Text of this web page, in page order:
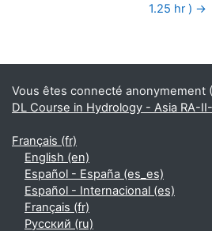
1.25 hr ) →
Blocs supplémentaires
Vous êtes connecté anonymement (
DL Course in Hydrology - Asia RA-
Français ‎(fr)‎
English ‎(en)‎
Español - España ‎(es_es)‎
Español - Internacional ‎(es)‎
Français ‎(fr)‎
Русский ‎(ru)‎